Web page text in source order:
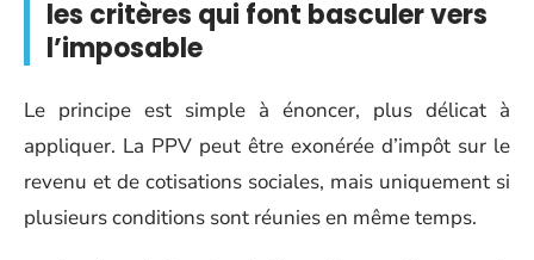
les critères qui font basculer vers
l’imposable
Le principe est simple à énoncer, plus délicat à
appliquer. La PPV peut être exonérée d’impôt sur le
revenu et de cotisations sociales, mais uniquement si
plusieurs conditions sont réunies en même temps.